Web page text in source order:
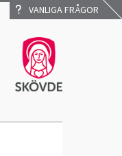
VANLIGA FRÅGOR